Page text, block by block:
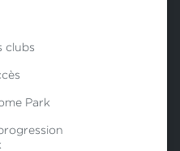
clubs
Park